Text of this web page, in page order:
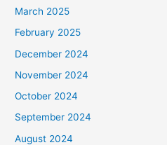
March 2025
February 2025
December 2024
November 2024
October 2024
September 2024
August 2024